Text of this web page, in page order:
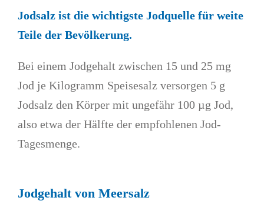
Jodsalz ist die wichtigste Jodquelle für weite
Teile der Bevölkerung.
Bei einem Jodgehalt zwischen 15 und 25 mg
Jod je Kilogramm Speisesalz versorgen 5 g
Jodsalz den Körper mit ungefähr 100 µg Jod,
also etwa der Hälfte der empfohlenen Jod-
Tagesmenge.
Jodgehalt von Meersalz